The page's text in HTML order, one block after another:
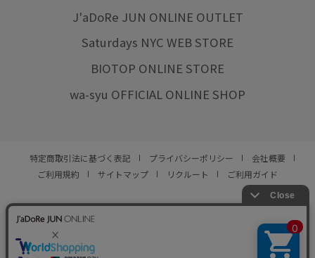
J'aDoRe JUN ONLINE OUTLET
Saturdays NYC WEB STORE
BIOTOP ONLINE STORE
wa-syu OFFICIAL ONLINE SHOP
特定商取引法に基づく表記 プライバシーポリシー
会社概要
ご利用規約
サイトマップ リクルート ご利用ガイド
© JUN CO.,LTD. ALL RIGHTS RESERVED.